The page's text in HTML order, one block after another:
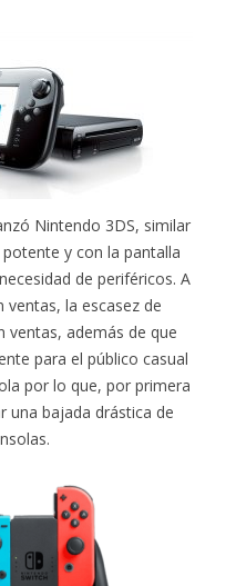
Nintendo 3DS, similar
y con la pantalla
de periféricos. A
ventas, la escasez de
ventas, además de que
para el público casual
por lo que, por primera
una bajada drástica de